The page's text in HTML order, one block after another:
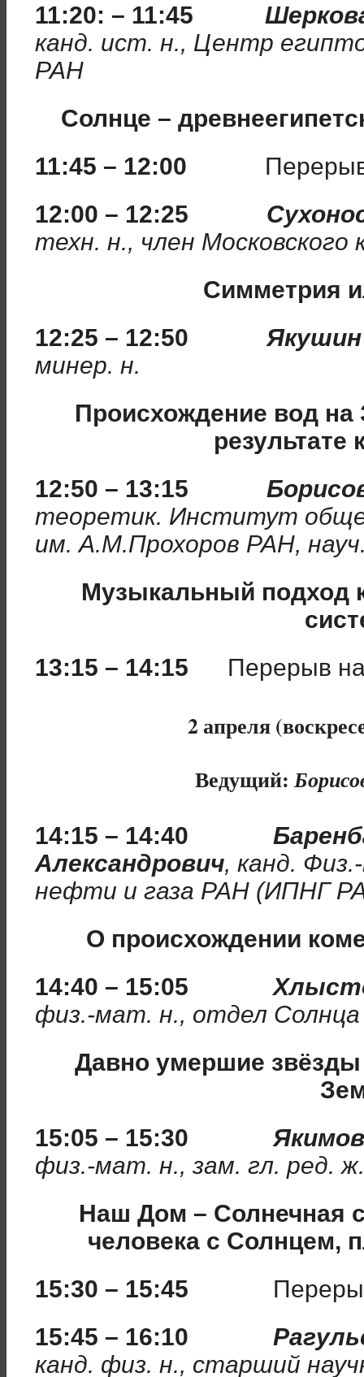
11:20: – 11:45
канд. ист. н., Центр
РАН
Солнце –
11:45 – 12:00
12:00 – 12:25
техн. н., член Московского
Симметрия
12:25 – 12:50
минер. н.
Происхождение вод
результате
12:50 – 13:15
теоретик. Институт
им. А.М.Прохоров РАН,
Музыкальный подход
13:15 – 14:15 Перерыв
2 апреля
Ведущий:
14:15 – 14:40
Александрович, канд.
нефти и газа РАН (ИПНГ
О происхождении
14:40 – 15:05
физ.-мат. н., отдел
Давно умершие
15:05 – 15:30
физ.-мат. н., зам. гл. ред.
Наш Дом – Солнечная
человека с Солнцем,
15:30 – 15:45
15:45 – 16:10
канд. физ. н., старший